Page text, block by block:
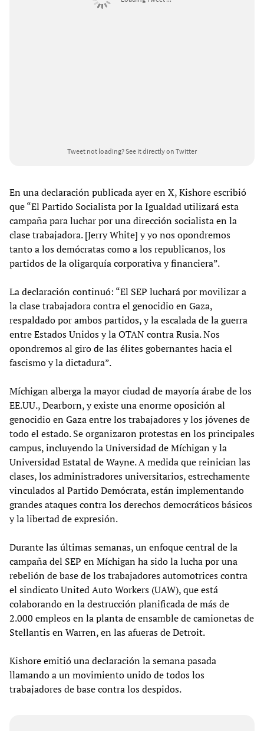
Tweet not loading?See it directly on Twitter
En una declaración publicada ayer en X, Kishore escribió
que “El Partido Socialista por la Igualdad utilizará esta
campaña para luchar por una dirección socialista en la
clase trabajadora. [Jerry White] y yo nos opondremos
tanto a los demócratas como a los republicanos, los
partidos de la oligarquía corporativa y financiera”.
La declaración continuó: “El SEP luchará por movilizar a
la clase trabajadora contra el genocidio en Gaza,
respaldado por ambos partidos, y la escalada de la guerra
entre Estados Unidos y la OTAN contra Rusia. Nos
opondremos al giro de las élites gobernantes hacia el
fascismo y la dictadura”.
Míchigan alberga la mayor ciudad de mayoría árabe de los
EE.UU., Dearborn, y existe una enorme oposición al
genocidio en Gaza entre los trabajadores y los jóvenes de
todo el estado. Se organizaron protestas en los principales
campus, incluyendo la Universidad de Míchigan y la
Universidad Estatal de Wayne. A medida que reinician las
clases, los administradores universitarios, estrechamente
vinculados al Partido Demócrata, están implementando
grandes ataques contra los derechos democráticos básicos
y la libertad de expresión.
Durante las últimas semanas, un enfoque central de la
campaña del SEP en Míchigan ha sido la lucha por una
rebelión de base de los trabajadores automotrices contra
el sindicato United Auto Workers (UAW), que está
colaborando en la destrucción planificada de más de
2.000 empleos en la planta de ensamble de camionetas de
Stellantis en Warren, en las afueras de Detroit.
Kishore emitió una declaración la semana pasada
llamando a un movimiento unido de todos los
trabajadores de base contra los despidos.